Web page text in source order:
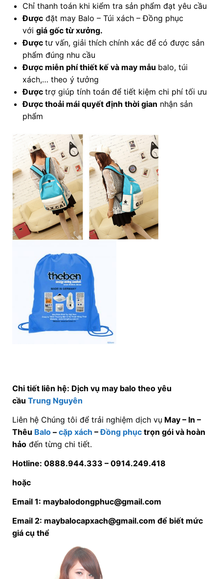
Chỉ thanh toán khi kiểm tra sản phẩm đạt yêu cầu
Đượcđặt may Balo – Túi xách – Đồng phục
với giá gốc từ xưởng.
Được tư vấn, giải thích chính xác để có được sản
phẩm đúng nhu cầu
Được miễn phí thiết kế và may mẫu balo, túi
xách,… theo ý tưởng
Được trợ giúp tính toán để tiết kiệm chi phí tối ưu
Được thoải mái quyết định thời gian nhận sản
phẩm
Chi tiết liên hệ: Dịch vụ may balo theo yêu
cầu Trung Nguyên
Liên hệ Chúng tôi để trải nghiệm dịch vụ May – In –
Thêu Balo– cặp xách –Đồng phụctrọn gói và hoàn
hảođến từng chi tiết.
Hotline: 0888.944.333 – 0914.249.418
hoặc
Email 1: maybalodongphuc@gmail.com
Email 2: maybalocapxach@gmail.com để biết mức
giá cụ thể